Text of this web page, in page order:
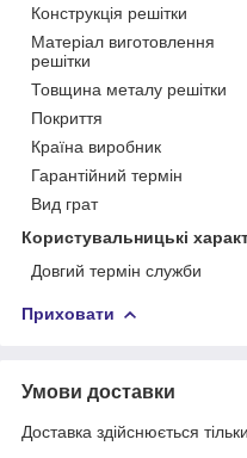
Конструкція решітки
Матеріал виготовлення
решітки
Товщина металу решітки
Покриття
Країна виробник
Гарантійний термін
Вид грат
Користувальницькі
Довгий термін служби
Приховати
Умови доставки
Доставка здійснюється